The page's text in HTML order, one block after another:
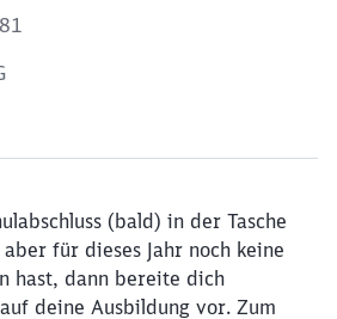
(bald) in der Tasche
für dieses Jahr noch keine
hast, dann bereite dich
deine Ausbildung vor. Zum